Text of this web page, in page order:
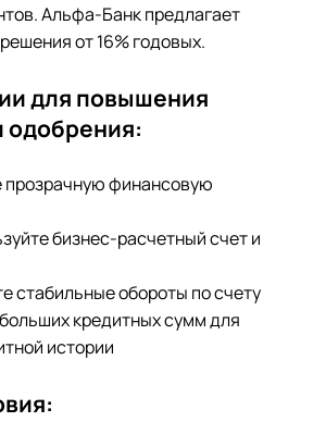
Альфа-Банк предлагает
от 16% годовых.
для повышения
одобрения:
прозрачную финансовую
бизнес-расчетный счет и
стабильные обороты по счету
кредитных сумм для
истории